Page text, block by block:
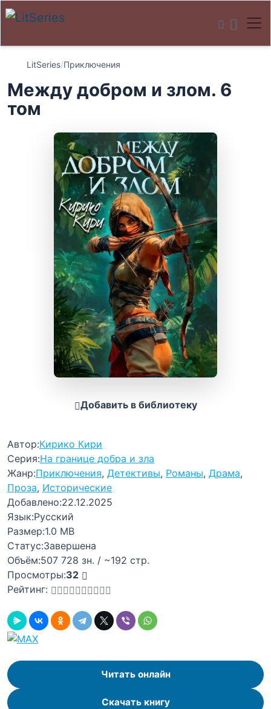
LitSeries/Приключения
Между добром и злом. 6
том
Добавить в библиотеку
Автор:Кирико Кири
Серия:На границе добра и зла
Жанр:Приключения, Детективы, Романы, Драма,
Проза, Исторические
Добавлено:22.12.2025
Язык:Русский
Размер:1.0 MB
Статус:Завершена
Объём:507 728 зн. / ~192 стр.
Просмотры:32
Рейтинг:
Читать онлайн
Скачать книгу